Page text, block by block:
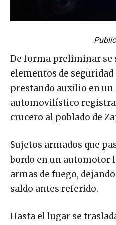
De forma preliminar se
elementos de
prestando auxilio en un
automovilístico
crucero al poblado de
Sujetos armados que
bordo en un automotor
armas de fuego,
saldo antes referido.
Hasta el lugar se